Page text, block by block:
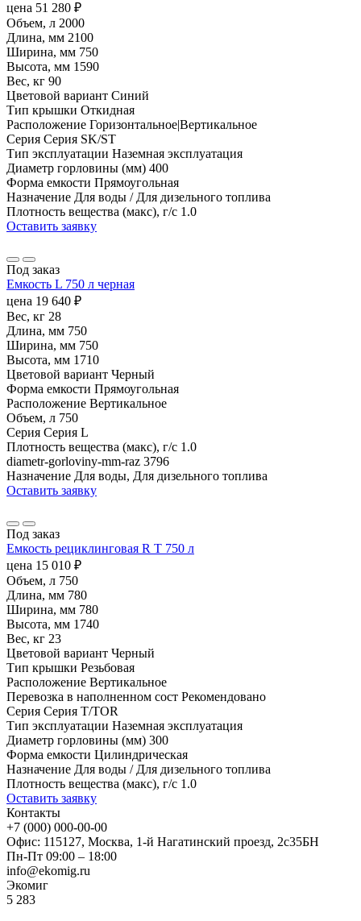
цена 51 280 ₽
Объем, л 2000
Длина, мм 2100
Ширина, мм 750
Высота, мм 1590
Вес, кг 90
Цветовой вариант Синий
Тип крышки Откидная
Расположение Горизонтальное|Вертикальное
Серия Серия SK/ST
Тип эксплуатации Наземная эксплуатация
Диаметр горловины (мм) 400
Форма емкости Прямоугольная
Назначение Для воды / Для дизельного топлива
Плотность вещества (макс), г/с 1.0
Оставить заявку
Под заказ
Емкость L 750 л черная
цена 19 640 ₽
Вес, кг 28
Длина, мм 750
Ширина, мм 750
Высота, мм 1710
Цветовой вариант Черный
Форма емкости Прямоугольная
Расположение Вертикальное
Объем, л 750
Серия Серия L
Плотность вещества (макс), г/с 1.0
diametr-gorloviny-mm-raz 3796
Назначение Для воды, Для дизельного топлива
Оставить заявку
Под заказ
Емкость рециклинговая R T 750 л
цена 15 010 ₽
Объем, л 750
Длина, мм 780
Ширина, мм 780
Высота, мм 1740
Вес, кг 23
Цветовой вариант Черный
Тип крышки Резьбовая
Расположение Вертикальное
Перевозка в наполненном сост Рекомендовано
Серия Серия T/TOR
Тип эксплуатации Наземная эксплуатация
Диаметр горловины (мм) 300
Форма емкости Цилиндрическая
Назначение Для воды / Для дизельного топлива
Плотность вещества (макс), г/с 1.0
Оставить заявку
Контакты
+7 (000) 000-00-00
Офис: 115127, Москва, 1-й Нагатинский проезд, 2с35БН
Пн-Пт 09:00 – 18:00
info@ekomig.ru
Экомиг
5 283